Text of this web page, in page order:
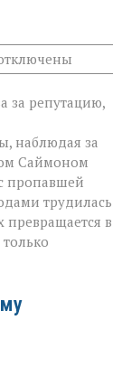
больнее
за репутацию,
наблюдая за
Саймоном
пропавшей
трудилась
в